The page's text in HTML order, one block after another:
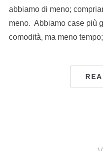
abbiamo di meno;
meno. Abbiamo case più
comodità, ma meno